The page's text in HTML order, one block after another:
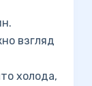
взгляд
холода,